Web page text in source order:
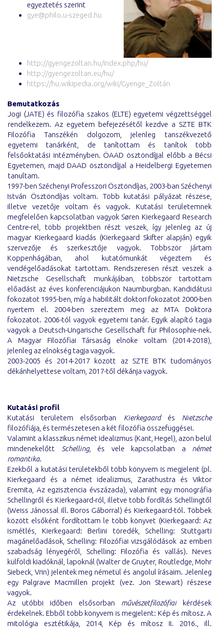
egyeztetés szerint
gye@philo.u-szeged.hu
http://gyengezoltan.hu/index.php/hu/
http://gyengezoltan.eu/hu/
https://hu.wikipedia.org/wiki/Gyenge_Zoltán
Bemutatkozás
Jogi (JATE) és filozófia szakos (ELTE) egyetemi végzettséggel
rendelkezem. Az egyetem befejezésétől kezdve a SZTE BTK
Filozófia Tanszékén dolgozom, jelenleg tanszékvezető
egyetemi tanárként, de tanítottam és tanítok több
felsőoktatási intézményben. ÖAAD ösztöndíjjal előbb a Bécsi
Egyetemen, majd DAAD ösztöndíjjal a Heidelbergi Egyetemen
tanultam.
1997-ben Széchenyi Professzori Ösztöndíjas, 2003-ban Széchenyi
István Ösztöndíjas voltam. Több kutatási pályázat részese,
illetve vezetője voltam és vagyok. Kutatási területemnek
megfelelően kapcsolatban vagyok Søren Kierkegaard Research
Centre-rel, több projektben részt veszek, így jelenleg az új
magyar Kierkegaard kiadás (Kierkegaard Skifter alapján) egyik
szervezője és szerkesztője vagyok. Többször jártam
Koppenhágában, ahol kutatómunkát végeztem és
vendégelőadásokat tartottam. Rendszeresen részt veszek a
Nietzsche Gesellschaft munkájában, többször tartottam
előadást az éves konferenciájukon Naumburgban. Kandidátusi
fokozatot 1995-ben, míg a habilitált doktori fokozatot 2000-ben
nyertem el. 2004-ben szereztem meg az MTA Doktora
fokozatot. 2006-tól vagyok egyetemi tanár. Egyik alapító tagja
vagyok a Deutsch-Ungarische Gesellschaft für Philosophie-nek.
A Magyar Filozófiai Társaság elnöke voltam (2014-2018),
jelenleg az elnökség tagja vagyok.
2003-2005 és 2014-2017 között az SZTE BTK tudományos
dékánhelyettese voltam, 2017-től dékánja vagyok.
Kutatási profil
Kutatási területem elsősorban Kierkegaardés Nietzsche
filozófiája, és természetesen a két filozófia összefüggései.
Valamint a klasszikus német idealizmus (Kant, Hegel), azon belül
mindenekelőtt Schelling, és vele kapcsolatban a német
romantika.
Ezekből a kutatási területekből több könyvem is megjelent (pl.
Kierkegaard és a német idealizmus, Zarathustra és Viktor
Eremita, Az egzisztencia évszázada), valamint egy monográfia
Schellingről és Kierkegaard-ról, illetve több fordítás Schellingtől
(Weiss Jánossal ill. Boros Gáborral) és Kierkegaard-tól. Többek
között elsőként fordítottam le több könyvet (Kierkegaard: Az
ismétlés, Kierkegaard: Berlini töredék, Schelling: Stuttgarti
magánelőadások, Schelling: Filozófiai vizsgálódások az emberi
szabadság lényegéről, Schelling: Filozófia és vallás). Neves
külföldi kiadóknál, lapoknál (Walter de Gruyter, Routledge, Mohr
Siebeck, Vrin) jelentek meg németül és angolul írásaim. Jelenleg
egy Palgrave Macmillen projekt (vez. Jon Stewart) részese
vagyok.
Az utóbbi időben elsősorban művészetfilozófiaikérdések
érdekelnek. Ebből több könyvem is megjelent: Kép és mítosz. A
mitológia esztétikája, 2014, Kép és mítosz II. 2016., ill.